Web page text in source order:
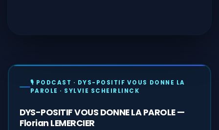
🎙️ PODCAST · DYS-POSITIF VOUS DONNE LA
PAROLE · SYLVIE SCHEIRLINCK
DYS-POSITIF VOUS DONNE LA PAROLE —
Florian LEMERCIER